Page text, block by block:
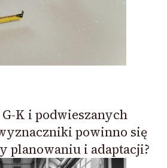
K i podwieszanych
powinno się
planowaniu i adaptacji?